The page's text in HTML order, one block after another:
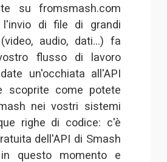
su fromsmash.com
l'invio di file di grandi
audio, dati...) fa
flusso di lavoro
un'occhiata all'API
scoprite come potete
nei vostri sistemi
righe di codice: c'è
dell'API di Smash
in questo momento e